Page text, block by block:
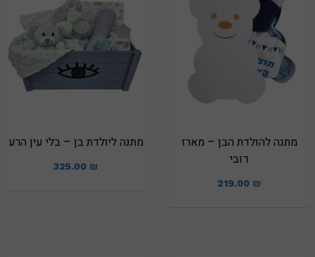
מתנה להולדת הבן – מארז
דובי
219.00 ₪
מתנה ליולדת בן – בלי עין הרע
325.00 ₪